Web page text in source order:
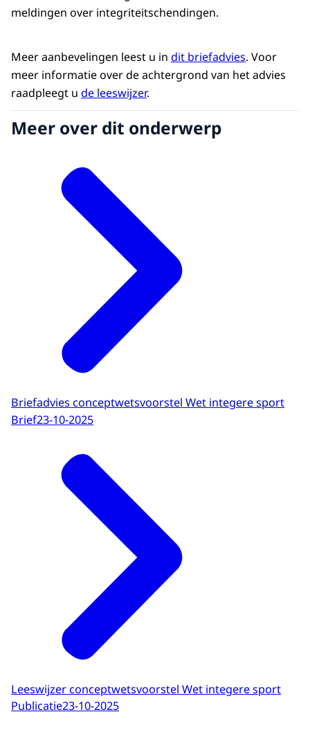
meldingen over integriteitschendingen.
Meer aanbevelingen leest u in dit briefadvies. Voor
meer informatie over de achtergrond van het advies
raadpleegt u de leeswijzer.
Meer over dit onderwerp
Briefadvies conceptwetsvoorstel Wet integere sport
Brief23-10-2025
Leeswijzer conceptwetsvoorstel Wet integere sport
Publicatie23-10-2025